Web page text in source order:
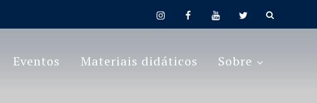
instagramfacebookyoutubetwitter
Eventos Materiais didáticos Sobre